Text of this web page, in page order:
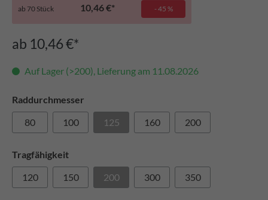
ab 10,46 €*
Auf Lager (>200), Lieferung am 11.08.2026
Raddurchmesser
80
100 125 160 200
Tragfähigkeit
120
150 200 300 350
ab 70 Stück 10,46 €* - 45 %